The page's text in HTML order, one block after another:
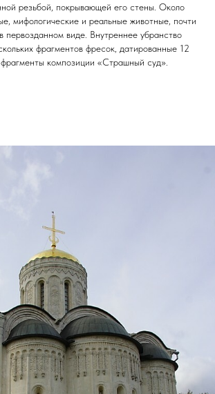
резьбой, покрывающей его стены. Около
мифологические и реальные животные, почти
первозданном виде. Внутреннее убранство
фрагментов фресок, датированные 12
композиции «Страшный суд».